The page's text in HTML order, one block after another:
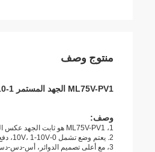
منتوج وصف
ML75V-PV1 الجهد المستمر 1-10 فولت و بوش ديم الصمام سائق 75 واط 24vdc 220x58x40 ملليمتر
وصف:
1، ML75V-PV1 هو ثابت الجهد عكس الضوء الصمام سائق 24Vdc.
2. يعتم وضع تشمل 0-10V، 1-10V، دفع خافت.
3، مع أعلى تصميم الدوائر، أس-دس-دس، لا وميض.